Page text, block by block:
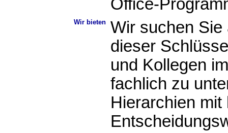
Office-
Wir bieten Wir suchen Sie
dieser
und Kollegen
fachlich zu
Hierarchien mit